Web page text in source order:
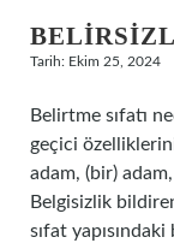
Tarih: Ekim 25, 2024
Belirtme sıfatı
geçici
adam, (bir)
Belgisizlik
sıfat